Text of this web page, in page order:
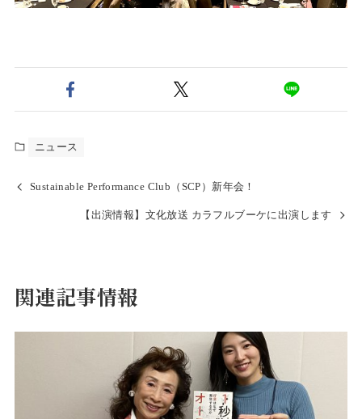
ニュース
Sustainable Performance Club（SCP）新年会！
【出演情報】文化放送 カラフルブーケに出演します
関連記事情報